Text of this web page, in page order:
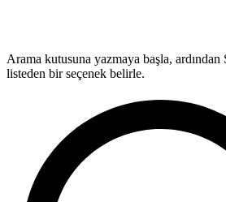
Arama kutusuna yazmaya başla,
listeden bir seçenek belirle.